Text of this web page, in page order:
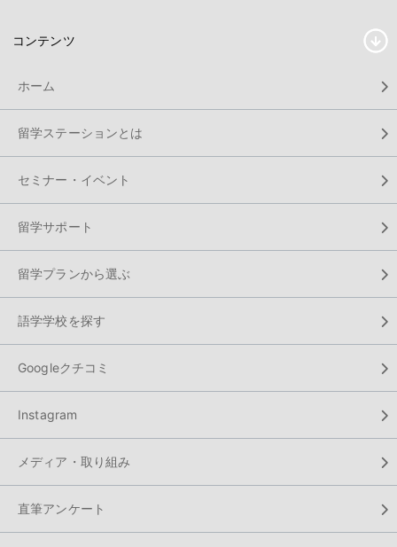
コンテンツ
ホーム
留学ステーションとは
セミナー・イベント
留学サポート
留学プランから選ぶ
語学学校を探す
Googleクチコミ
Instagram
メディア・取り組み
直筆アンケート